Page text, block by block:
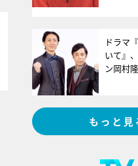
ドラマ
いて』
ン岡村
もっと見